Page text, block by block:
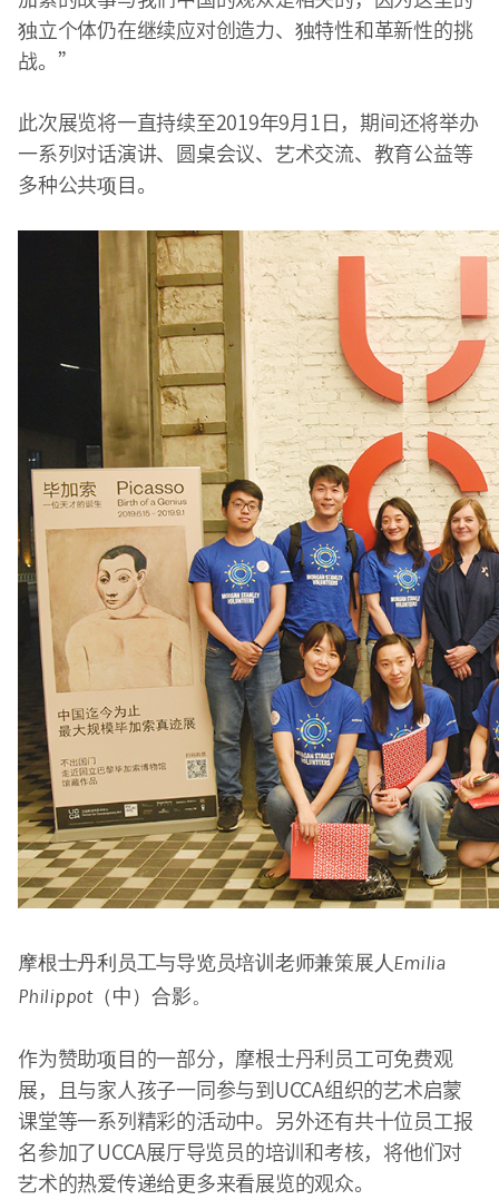
独立个体仍在继续应对创造力、独特性和革新性的挑
战。”
此次展览将一直持续至2019年9月1日，期间还将举办
一系列对话演讲、圆桌会议、艺术交流、教育公益等
多种公共项目。
摩根士丹利员工与导览员培训老师兼策展人Emilia
Philippot（中）合影。
作为赞助项目的一部分，摩根士丹利员工可免费观
展，且与家人孩子一同参与到UCCA组织的艺术启蒙
课堂等一系列精彩的活动中。另外还有共十位员工报
名参加了UCCA展厅导览员的培训和考核，将他们对
艺术的热爱传递给更多来看展览的观众。